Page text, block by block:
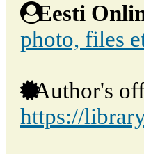
Eesti
photo, files
Author's
https://